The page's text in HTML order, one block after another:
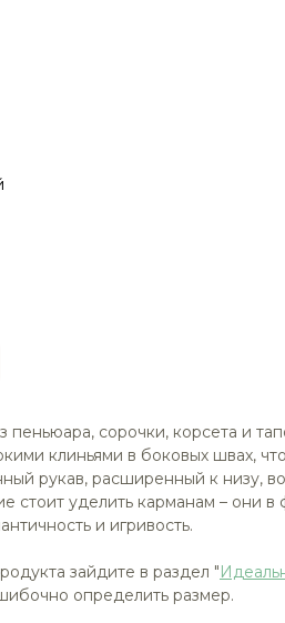
пеньюара, сорочки, корсета и
клиньями в боковых швах,
рукав, расширенный к низу,
стоит уделить карманам – они
и игривость.
зайдите в раздел "
определить размер.